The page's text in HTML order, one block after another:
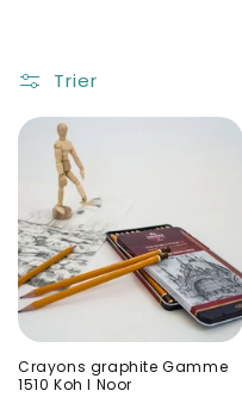
Trier
Crayons graphite Gamme
1510 Koh I Noor